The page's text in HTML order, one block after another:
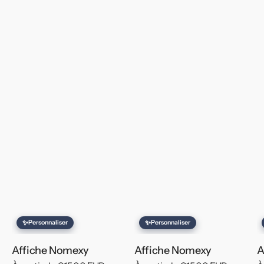
✨Personnaliser
Affiche Nomexy
✨Personnaliser
Affiche Nomexy